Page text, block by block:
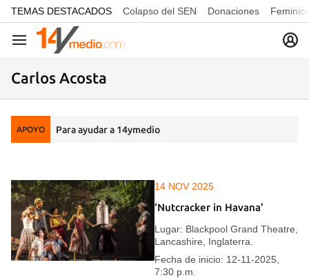
common.go-to-content
TEMAS DESTACADOS Colapso del SEN Donaciones
Navegación
Carlos Acosta
APOYO Para ayudar a 14ymedio
14 NOV 2025
‘Nutcracker in Havana’
Lugar: Blackpool Grand Theatre,
Lancashire, Inglaterra.
Fecha de inicio: 12-11-2025,
7:30 p.m.